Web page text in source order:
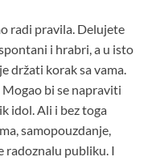
radi pravila. Delujete
i hrabri, a u isto
držati korak sa vama.
bi se napraviti
idol. Ali i bez toga
samopouzdanje,
radoznalu publiku. I